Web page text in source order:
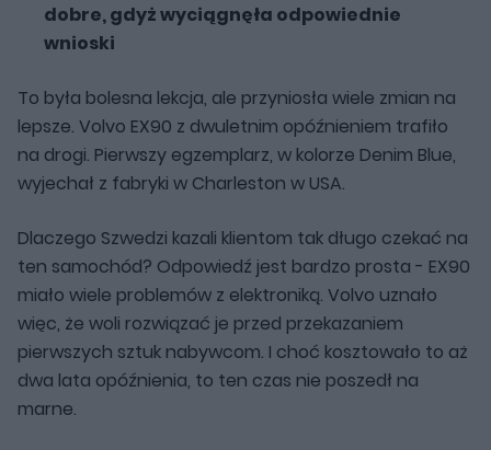
dobre, gdyż wyciągnęła odpowiednie
wnioski
To była bolesna lekcja, ale przyniosła wiele zmian na
lepsze. Volvo EX90 z dwuletnim opóźnieniem trafiło
na drogi. Pierwszy egzemplarz, w kolorze Denim Blue,
wyjechał z fabryki w Charleston w USA.
Dlaczego Szwedzi kazali klientom tak długo czekać na
ten samochód? Odpowiedź jest bardzo prosta - EX90
miało wiele problemów z elektroniką. Volvo uznało
więc, że woli rozwiązać je przed przekazaniem
pierwszych sztuk nabywcom. I choć kosztowało to aż
dwa lata opóźnienia, to ten czas nie poszedł na
marne.